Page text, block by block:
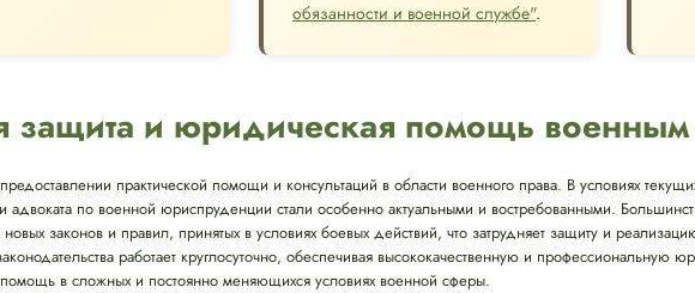
обязанности и военной службе".
защита и юридическая помощь военным
практической помощи и консультаций в области военного права. В условиях
адвоката по военной юриспруденции стали особенно актуальными и востребованными.
законов и правил, принятых в условиях боевых действий, что затрудняет защиту и
работает круглосуточно, обеспечивая высококачественную и профессиональную
помощь в сложных и постоянно меняющихся условиях военной сферы.